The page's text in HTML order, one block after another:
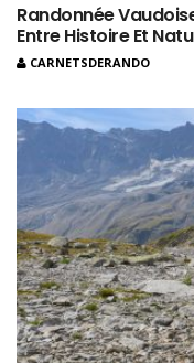
Randonnée
Entre Histoire Et
CARNETSDERANDO